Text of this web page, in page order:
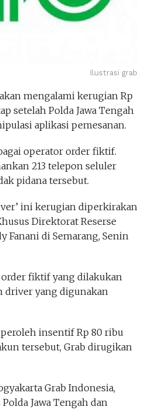
Ilustrasi grab
mengalami kerugian Rp
setelah Polda Jawa Tengah
aplikasi pemesanan.
operator order fiktif.
213 telepon seluler
pidana tersebut.
ini kerugian diperkirakan
Direktorat Reserse
Fanani di Semarang, Senin
fiktif yang dilakukan
driver yang digunakan
insentif Rp 80 ribu
tersebut, Grab dirugikan
Grab Indonesia,
Jawa Tengah dan